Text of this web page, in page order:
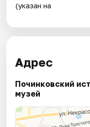
(указан на
Адрес
Починковский
музей